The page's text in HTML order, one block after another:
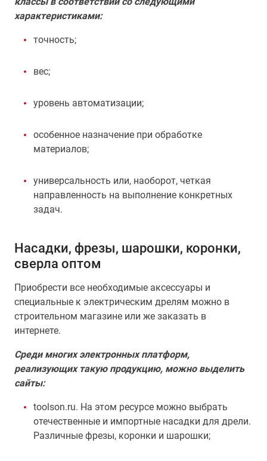
характеристиками:
точность;
вес;
уровень автоматизации;
особенное назначение при обработке
материалов;
универсальность или, наоборот, четкая
направленность на выполнение конкретных
задач.
Насадки, фрезы, шарошки, коронки,
сверла оптом
Приобрести все необходимые аксессуары и
специальные к электрическим дрелям можно в
строительном магазине или же заказать в
интернете.
Среди многих электронных платформ,
реализующих такую продукцию, можно выделить
сайты:
toolson.ru. На этом ресурсе можно выбрать
отечественные и импортные насадки для дрели.
Различные фрезы, коронки и шарошки;